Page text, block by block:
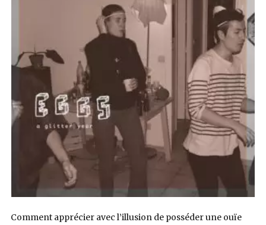
Comment apprécier avec l’illusion de posséder une ouïe